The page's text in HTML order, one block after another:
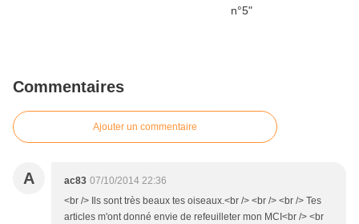
Commentaires
Ajouter un commentaire
A ac83 07/10/2014 22:36
<br /> Ils sont très beaux tes oiseaux.<br /> <br /> <br /> Tes
articles m'ont donné envie de refeuilleter mon MCI<br /> <br